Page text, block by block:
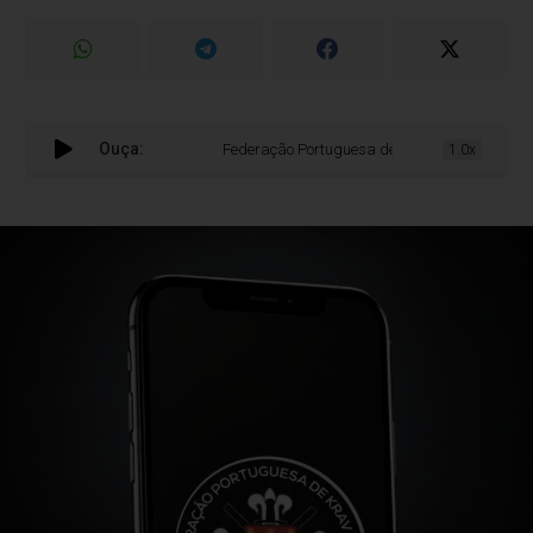
Ouça: Federação Portuguesa de Krav Maga lança
1.0x